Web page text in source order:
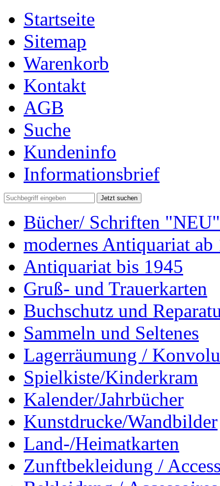
Startseite
Sitemap
Warenkorb
Kontakt
AGB
Suche
Kundeninfo
Informationsbrief
Jetzt suchen
Bücher/ Schriften "NEU"
modernes Antiquariat ab
Antiquariat bis 1945
Gruß- und Trauerkarten
Buchschutz und
Sammeln und Seltenes
Lagerräumung /
Spielkiste/Kinderkram
Kalender/Jahrbücher
Kunstdrucke/Wandbilder
Land-/Heimatkarten
Zunftbekleidung /